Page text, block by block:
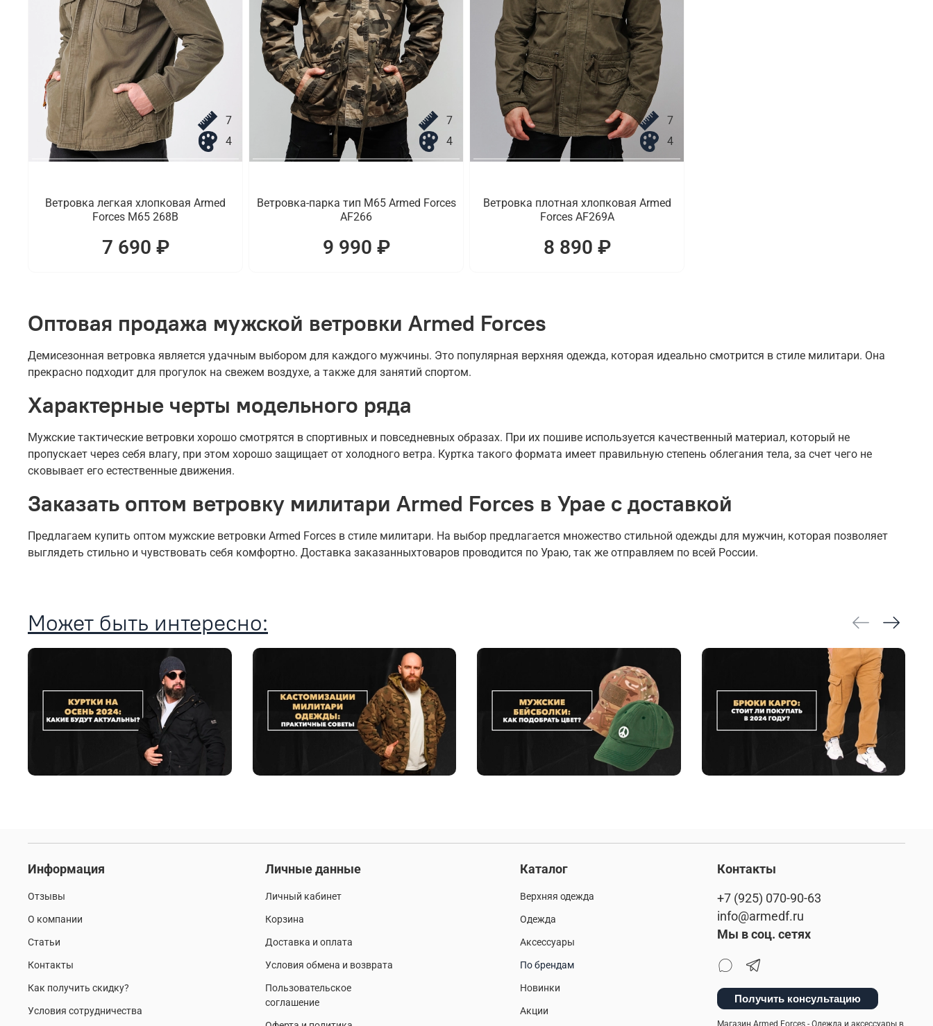
7
4
Ветровка легкая хлопковая Armed
Forces M65 268B
7 690 ₽
7
4
Ветровка-парка тип M65 Armed Forces
AF266
9 990 ₽
7
4
Ветровка плотная хлопковая Armed
Forces AF269A
8 890 ₽
Оптовая продажа мужской ветровки Armed Forces
Демисезонная ветровка является удачным выбором для каждого мужчины. Это популярная верхняя одежда, которая идеально смотрится в стиле милитари. Она
прекрасно подходит для прогулок на свежем воздухе, а также для занятий спортом.
Характерные черты модельного ряда
Мужские тактические ветровки хорошо смотрятся в спортивных и повседневных образах. При их пошиве используется качественный материал, который не
пропускает через себя влагу, при этом хорошо защищает от холодного ветра. Куртка такого формата имеет правильную степень облегания тела, за счет чего не
сковывает его естественные движения.
Заказать оптом ветровку милитари Armed Forces в Урае с доставкой
Предлагаем купить оптом мужские ветровки Armed Forces в стиле милитари. На выбор предлагается множество стильной одежды для мужчин, которая позволяет
выглядеть стильно и чувствовать себя комфортно. Доставка заказанныхтоваров проводится по Ураю, так же отправляем по всей России.
Может быть интересно:
Информация
Отзывы
О компании
Статьи
Контакты
Как получить скидку?
Условия сотрудничества
Личные данные
Личный кабинет
Корзина
Доставка и оплата
Условия обмена и возврата
Пользовательское
соглашение
Каталог
Верхняя одежда
Одежда
Аксессуары
По брендам
Новинки
Акции
Контакты
+7 (925) 070-90-63
info@armedf.ru
Мы в соц. сетях
Получить консультацию
Магазин Armed Forces - Одежда и аксессуары в